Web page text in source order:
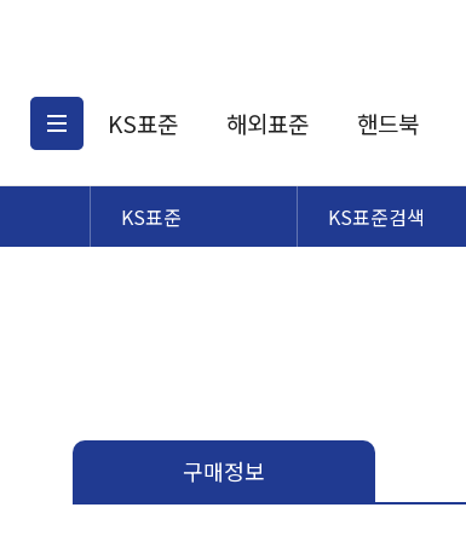
KS표준
KS표준검색
해외표준
해외표준검색
핸드북
KS표준 KS표준검색
구매정보